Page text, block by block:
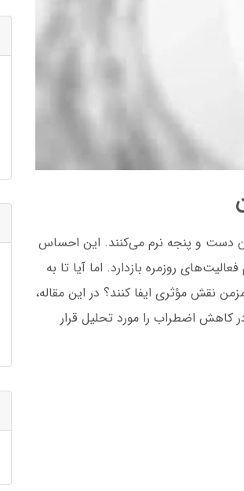
آن دست و پنجه نرم می‌کنند. این احساس
روزمره بازدارد. اما آیا تا به
نقش مؤثری ایفا کنند؟ در این مقاله،
کاهش اضطراب را مورد تحلیل قرار